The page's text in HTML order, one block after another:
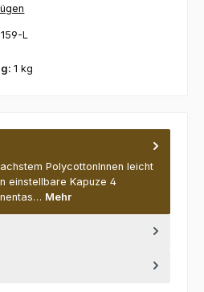
L
1 kg
PolycottonInnen leicht
einstellbare Kapuze 4
Mehr